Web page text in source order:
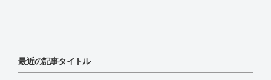
最近の記事タイトル